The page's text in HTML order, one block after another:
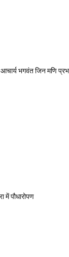
भगवंत जिन मणि
में पौधारोपण